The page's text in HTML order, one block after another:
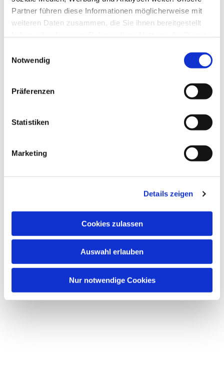
Partner führen diese Informationen möglicherweise mit
weiteren Daten zusammen, die Sie ihnen bereitgestellt
Notwendig
Präferenzen
Statistiken
Marketing
Details zeigen
Cookies zulassen
Auswahl erlauben
Nur notwendige Cookies